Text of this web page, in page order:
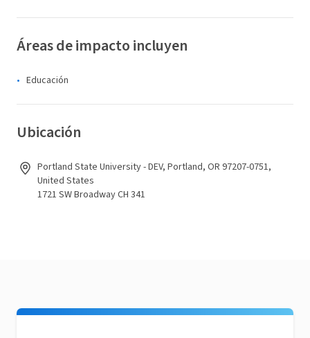
Áreas de impacto incluyen
Educación
Ubicación
Portland State University - DEV, Portland, OR 97207-0751,
United States
1721 SW Broadway CH 341